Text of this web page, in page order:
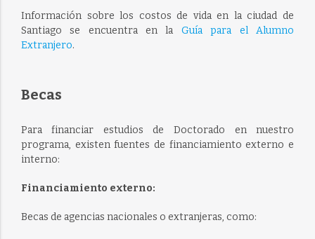
Información sobre los costos de vida en la ciudad de
Santiago se encuentra en la Guía para el Alumno
Extranjero.
Becas
Para financiar estudios de Doctorado en nuestro
programa, existen fuentes de financiamiento externo e
interno:
Financiamiento externo:
Becas de agencias nacionales o extranjeras, como: